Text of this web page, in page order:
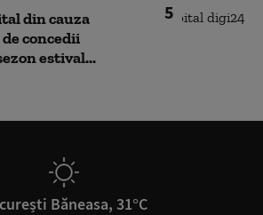
5
din cauza
concedii
estival...
Băneasa, 31°C